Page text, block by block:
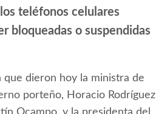
teléfonos celulares
bloqueadas o suspendidas
que dieron hoy la ministra de
porteño, Horacio Rodríguez